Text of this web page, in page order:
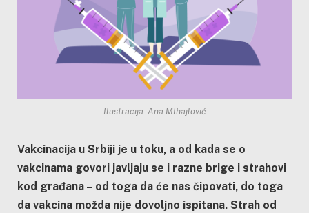
Ilustracija: Ana MIhajlović
Vakcinacija u Srbiji je u toku, a od kada se o
vakcinama govori javljaju se i razne brige i strahovi
kod građana – od toga da će nas čipovati, do toga
da vakcina možda nije dovoljno ispitana. Strah od